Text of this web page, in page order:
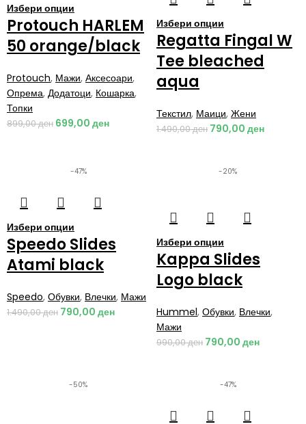
Избери опции
Protouch HARLEM
50 orange/black
Protouch, Мажи, Аксесоари,
Опрема, Додатоци, Кошарка,
Топки
899,00ден 699,00 ден
Избери опции
Regatta Fingal W
Tee bleached
aqua
Текстил, Маици, Жени
1.490,00ден 790,00 ден
-47%
Избери опции
Speedo Slides
Atami black
Speedo, Обувки, Влечки, Мажи
1.490,00ден 790,00 ден
-20%
Избери опции
Kappa Slides
Logo black
Hummel, Обувки, Влечки,
Мажи
990,00ден 790,00 ден
-50% -47%